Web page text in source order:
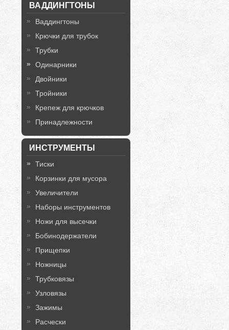
ВАДДИНГТОНЫ
Ваддингтоны
Крючки для трубок
Трубки
Одинарники
Двойники
Тройники
Крепеж для крючков
Принадлежности
ИНСТРУМЕНТЫ
Тиски
Корзинки для мусора
Увеличители
Наборы инструментов
Ножи для высечки
Бобинодержатели
Прищепки
Ножницы
Трубковязы
Узловязы
Зажимы
Расчески